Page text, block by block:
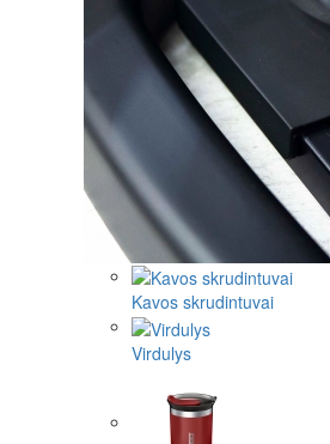
Kavos skrudintuvai
Virdulys